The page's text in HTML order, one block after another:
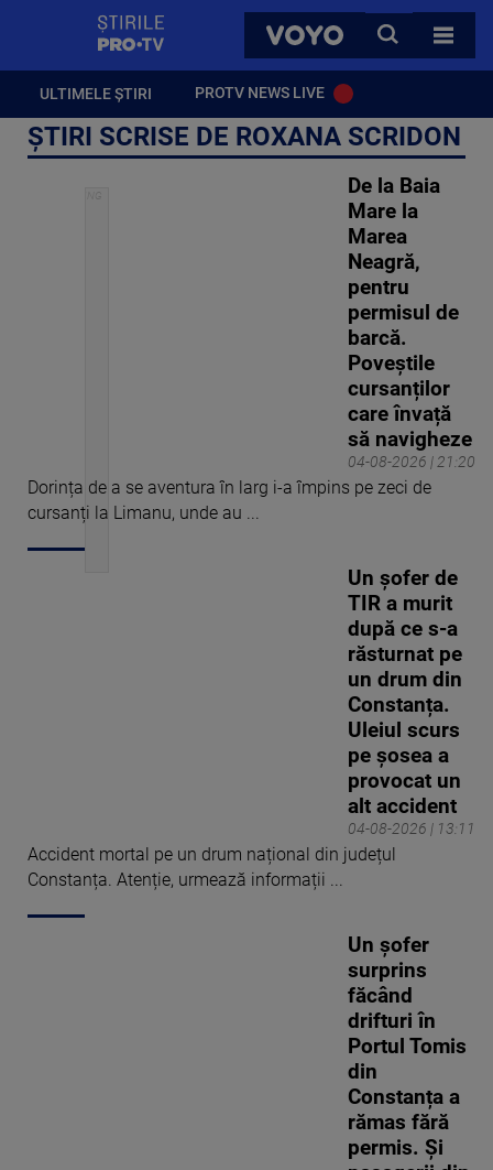
VOYO
CAUTA
TOATE
ULTIMELE ȘTIRI PROTV NEWS LIVE
ȘTIRI SCRISE DE ROXANA SCRIDON
04-08-2026 | 21:20
De la Baia
Mare la
Marea
Neagră,
pentru
permisul de
barcă.
Poveștile
cursanților
care învață
să navigheze
Dorința de a se aventura în larg i-a împins pe zeci de
cursanți la Limanu, unde au ...
04-08-2026 | 13:11
Un șofer de
TIR a murit
după ce s-a
răsturnat pe
un drum din
Constanța.
Uleiul scurs
pe șosea a
provocat un
alt accident
Accident mortal pe un drum național din județul
Constanța. Atenție, urmează informații ...
Un șofer
surprins
făcând
drifturi în
Portul Tomis
din
Constanța a
rămas fără
permis. Și